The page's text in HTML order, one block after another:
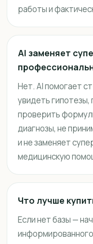
работы и
AI заменяет
Нет. AI помогает
увидеть
проверить
диагнозы, не
и не заменяет
медицинскую
Что лучше
Если нет базы —